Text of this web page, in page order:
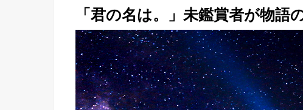
「君の名は。」未鑑賞者が物語